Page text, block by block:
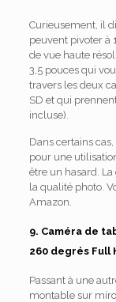
Curieusement, il
peuvent pivoter à
de vue haute
3,5 pouces qui
travers les deux
SD et qui
incluse).
Dans certains
pour une
être un hasard.
la qualité photo.
Amazon.
9. Caméra de
260 degrés Full
Passant à une
montable sur